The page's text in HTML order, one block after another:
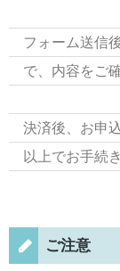
フォーム送信
で、内容をご
決済後、お申
以上でお手続
ご注意